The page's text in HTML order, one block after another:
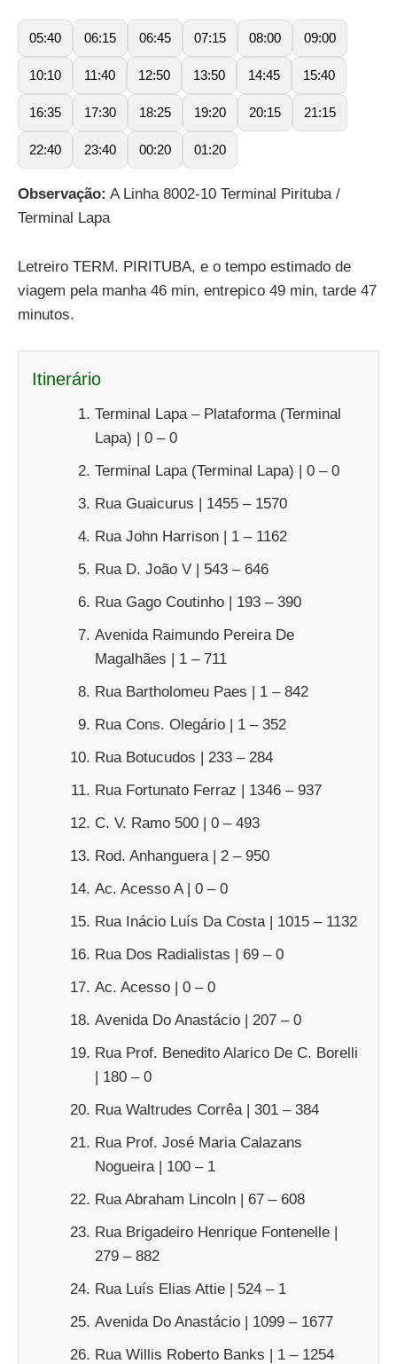
05:40 06:15 06:45 07:15 08:00 09:00
10:10 11:40 12:50 13:50 14:45 15:40
16:35 17:30 18:25 19:20 20:15 21:15
22:40 23:40 00:20 01:20
Observação: A Linha 8002-10 Terminal Pirituba /
Terminal Lapa
Letreiro TERM. PIRITUBA, e o tempo estimado de
viagem pela manha 46 min, entrepico 49 min, tarde 47
minutos.
Itinerário
Terminal Lapa – Plataforma (Terminal
Lapa) | 0 – 0
Terminal Lapa (Terminal Lapa) | 0 – 0
Rua Guaicurus | 1455 – 1570
Rua John Harrison | 1 – 1162
Rua D. João V | 543 – 646
Rua Gago Coutinho | 193 – 390
Avenida Raimundo Pereira De
Magalhães | 1 – 711
Rua Bartholomeu Paes | 1 – 842
Rua Cons. Olegário | 1 – 352
Rua Botucudos | 233 – 284
Rua Fortunato Ferraz | 1346 – 937
C. V. Ramo 500 | 0 – 493
Rod. Anhanguera | 2 – 950
Ac. Acesso A | 0 – 0
Rua Inácio Luís Da Costa | 1015 – 1132
Rua Dos Radialistas | 69 – 0
Ac. Acesso | 0 – 0
Avenida Do Anastácio | 207 – 0
Rua Prof. Benedito Alarico De C. Borelli
| 180 – 0
Rua Waltrudes Corrêa | 301 – 384
Rua Prof. José Maria Calazans
Nogueira | 100 – 1
Rua Abraham Lincoln | 67 – 608
Rua Brigadeiro Henrique Fontenelle |
279 – 882
Rua Luís Elias Attie | 524 – 1
Avenida Do Anastácio | 1099 – 1677
Rua Willis Roberto Banks | 1 – 1254